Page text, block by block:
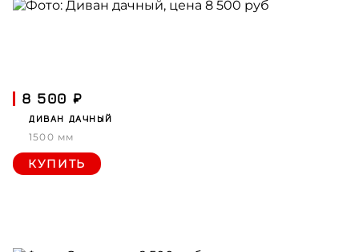
8 500 ₽
ДИВАН ДАЧНЫЙ
1500 мм
КУПИТЬ